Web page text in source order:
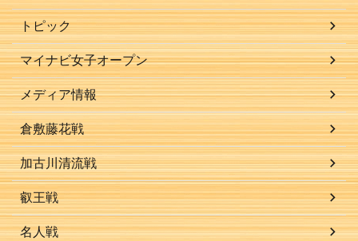
トピック
マイナビ女子オープン
メディア情報
倉敷藤花戦
加古川清流戦
叡王戦
名人戦